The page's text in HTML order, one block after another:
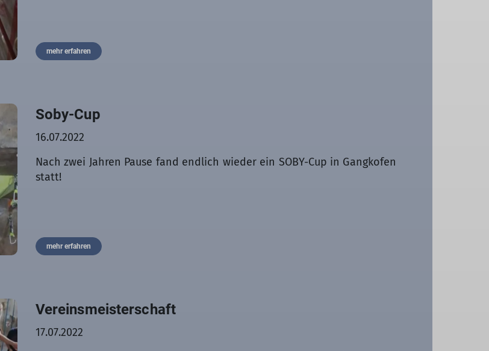
mehr erfahren
Soby-Cup
16.07.2022
Nach zwei Jahren Pause fand endlich wieder ein SOBY-Cup in Gangkofen
statt!
mehr erfahren
Vereinsmeisterschaft
17.07.2022